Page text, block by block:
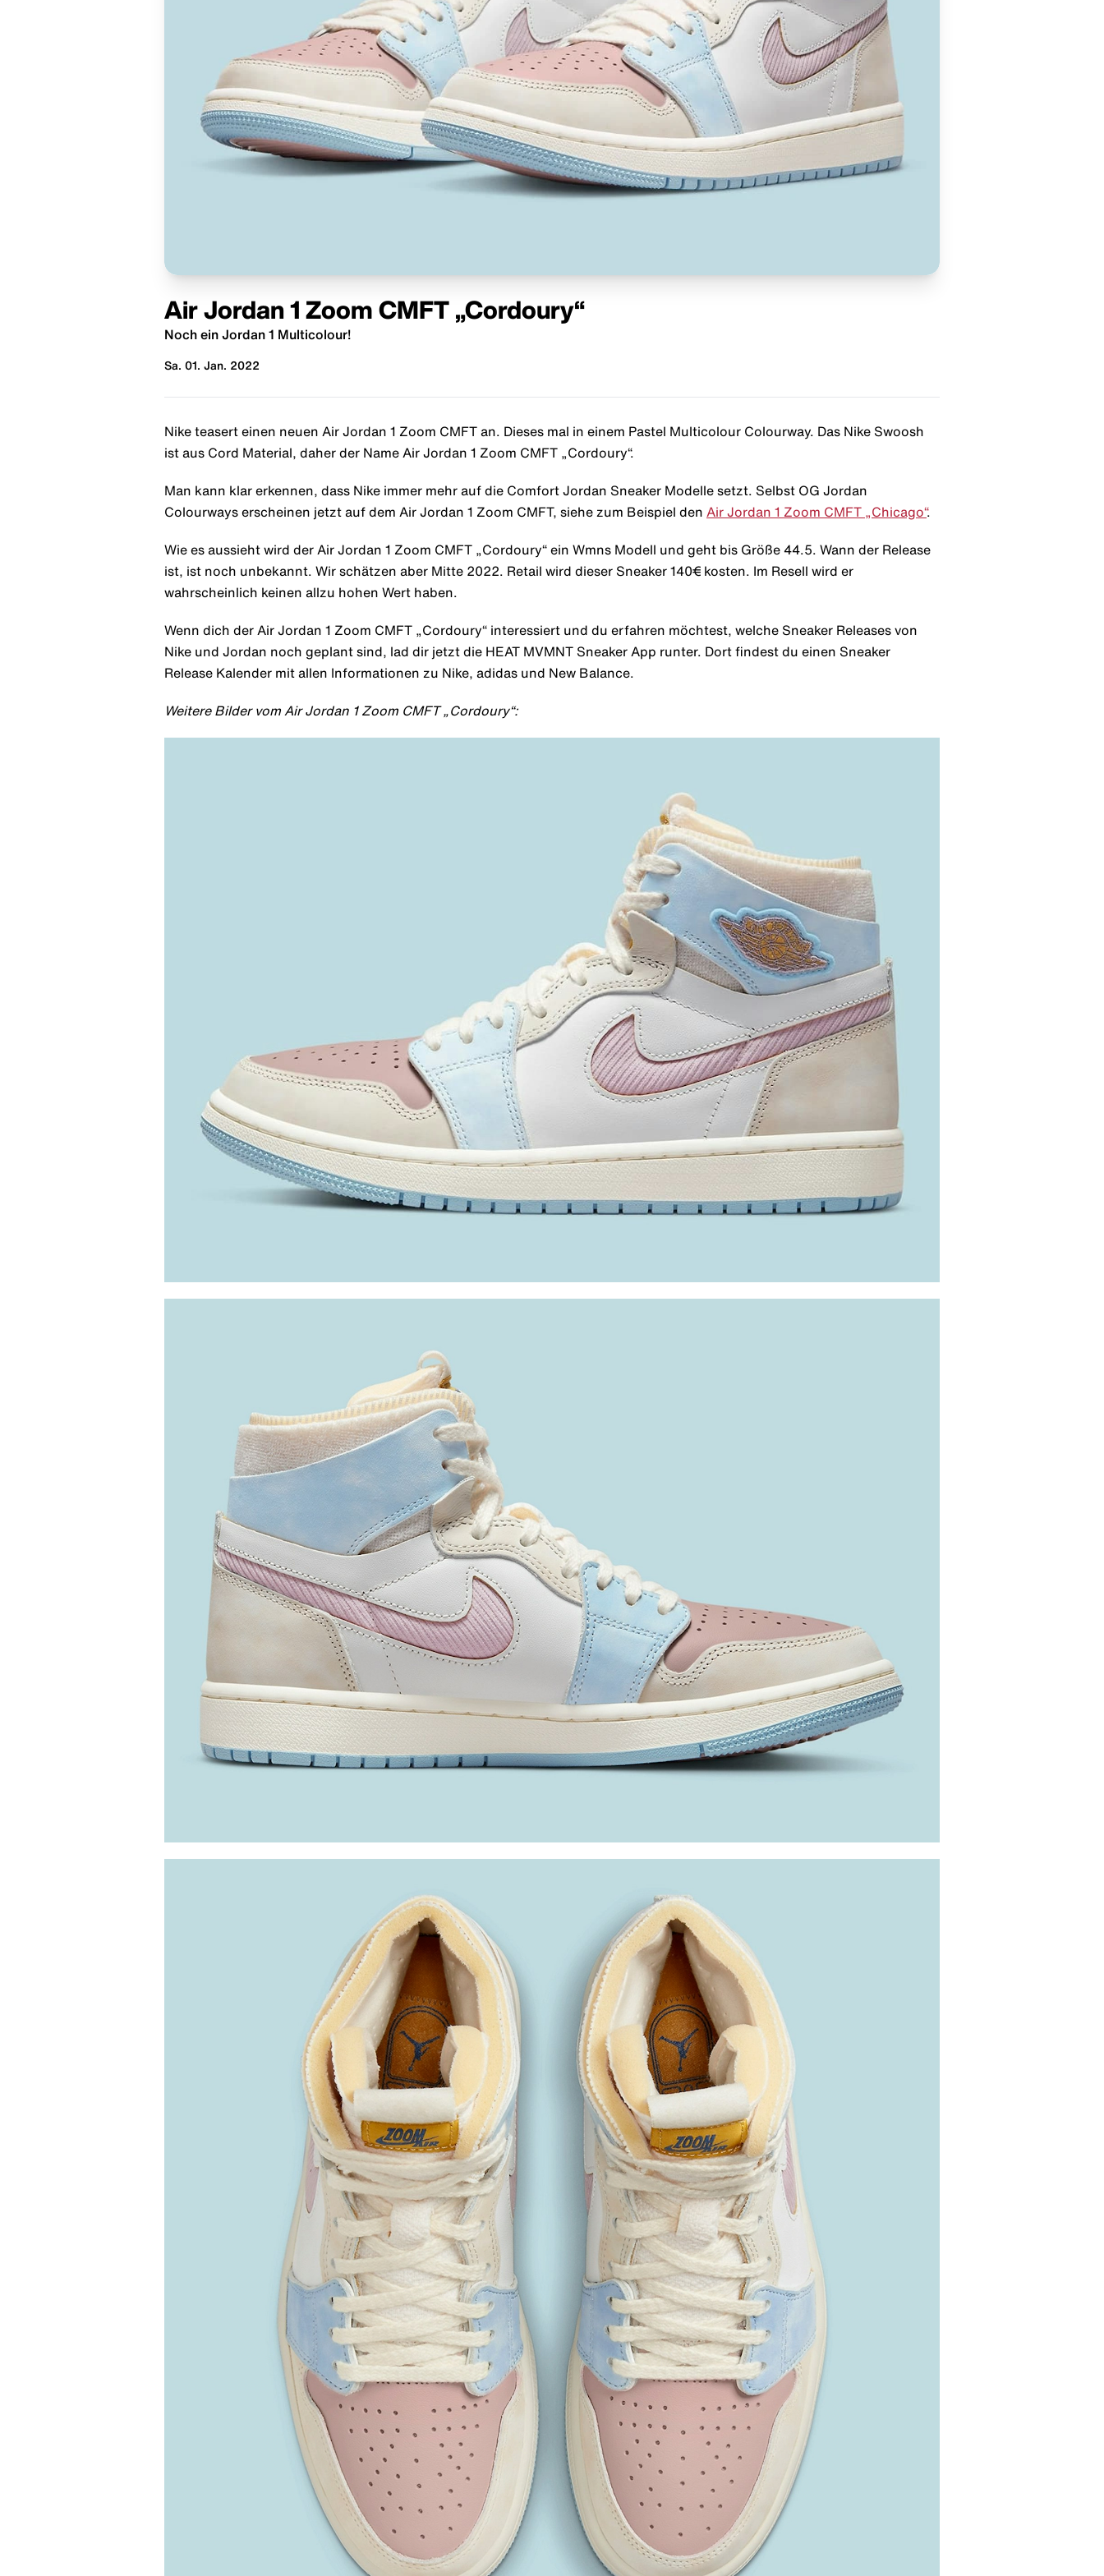
Air Jordan 1 Zoom CMFT „Cordoury“
Noch ein Jordan 1 Multicolour!
Sa. 01. Jan. 2022
Nike teasert einen neuen Air Jordan 1 Zoom CMFT an. Dieses mal in einem Pastel Multicolour Colourway. Das Nike Swoosh
ist aus Cord Material, daher der Name Air Jordan 1 Zoom CMFT „Cordoury“.
Man kann klar erkennen, dass Nike immer mehr auf die Comfort Jordan Sneaker Modelle setzt. Selbst OG Jordan
Colourways erscheinen jetzt auf dem Air Jordan 1 Zoom CMFT, siehe zum Beispiel den Air Jordan 1 Zoom CMFT „Chicago“.
Wie es aussieht wird der Air Jordan 1 Zoom CMFT „Cordoury“ ein Wmns Modell und geht bis Größe 44.5. Wann der Release
ist, ist noch unbekannt. Wir schätzen aber Mitte 2022. Retail wird dieser Sneaker 140€ kosten. Im Resell wird er
wahrscheinlich keinen allzu hohen Wert haben.
Wenn dich der Air Jordan 1 Zoom CMFT „Cordoury“ interessiert und du erfahren möchtest, welche Sneaker Releases von
Nike und Jordan noch geplant sind, lad dir jetzt die HEAT MVMNT Sneaker App runter. Dort findest du einen Sneaker
Release Kalender mit allen Informationen zu Nike, adidas und New Balance.
Weitere Bilder vom Air Jordan 1 Zoom CMFT „Cordoury“: